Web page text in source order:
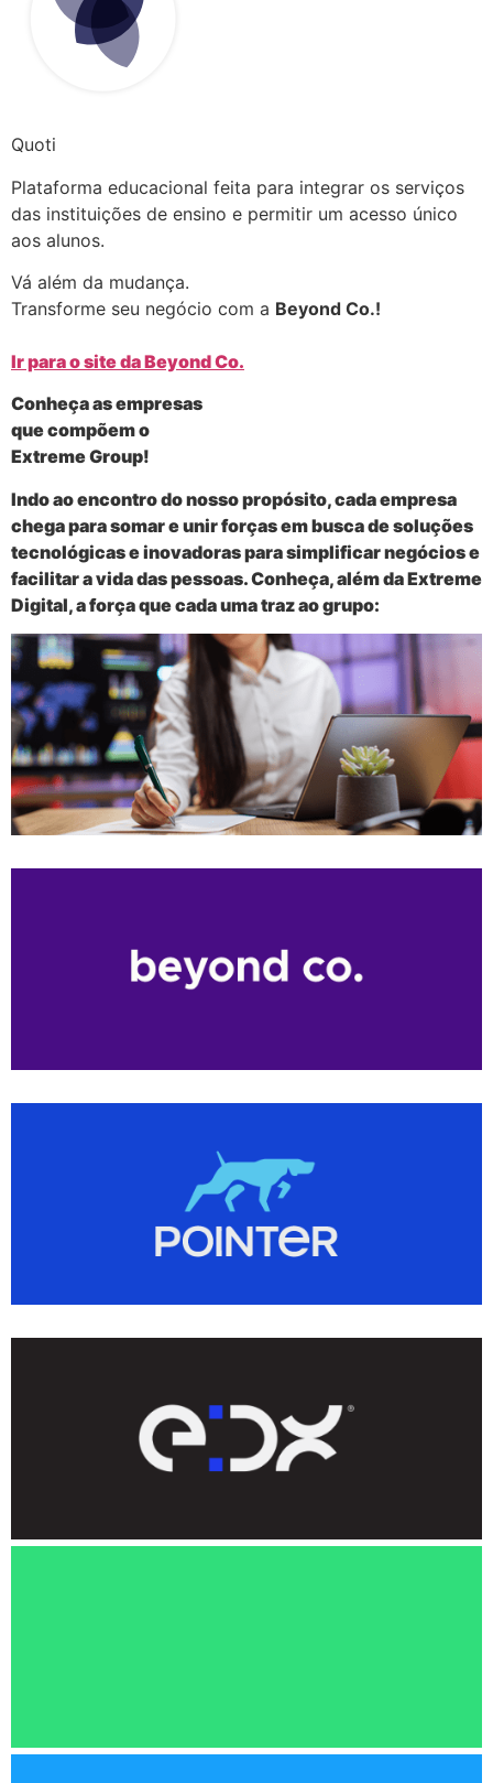
Quoti
Plataforma educacional feita para integrar os serviços
das instituições de ensino e permitir um acesso único
aos alunos.
Vá além da mudança.
Transforme seu negócio com a Beyond Co.!
Ir para o site da Beyond Co.
Conheça as empresas
que compõem o
Extreme Group!
Indo ao encontro do nosso propósito, cada empresa
chega para somar e unir forças em busca de soluções
tecnológicas e inovadoras para simplificar negócios e
facilitar a vida das pessoas. Conheça, além da Extreme
Digital, a força que cada uma traz ao grupo: